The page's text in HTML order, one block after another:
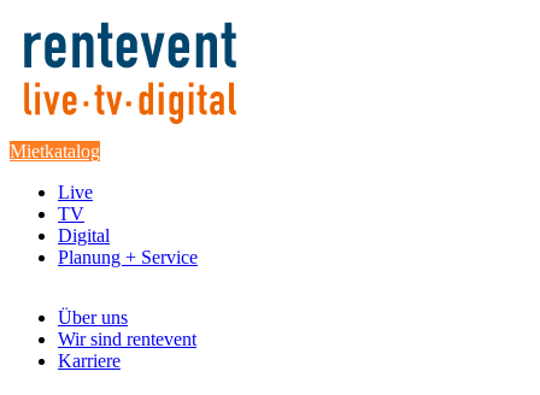
Mietkatalog
Live
TV
Digital
Planung + Service
Über uns
Wir sind rentevent
Karriere